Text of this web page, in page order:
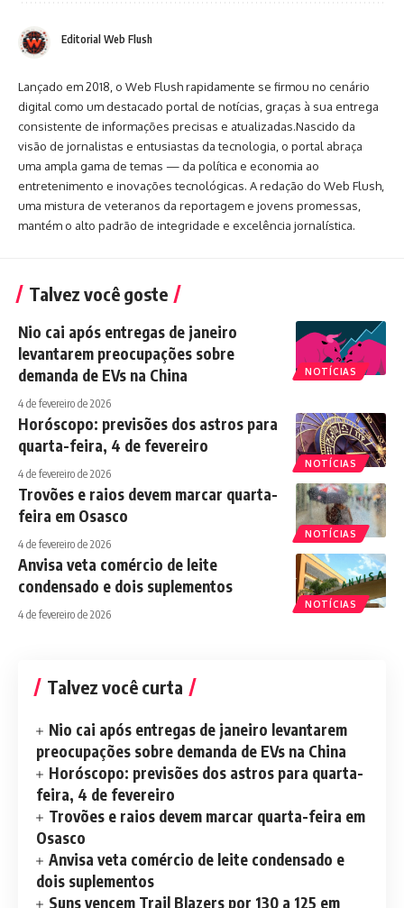
Editorial Web Flush
Lançado em 2018, o Web Flush rapidamente se firmou no cenário
digital como um destacado portal de notícias, graças à sua entrega
consistente de informações precisas e atualizadas.Nascido da
visão de jornalistas e entusiastas da tecnologia, o portal abraça
uma ampla gama de temas — da política e economia ao
entretenimento e inovações tecnológicas. A redação do Web Flush,
uma mistura de veteranos da reportagem e jovens promessas,
mantém o alto padrão de integridade e excelência jornalística.
Talvez você goste
NOTÍCIAS
Nio cai após entregas de janeiro
levantarem preocupações sobre
demanda de EVs na China
4 de fevereiro de 2026
NOTÍCIAS
Horóscopo: previsões dos astros para
quarta-feira, 4 de fevereiro
4 de fevereiro de 2026
NOTÍCIAS
Trovões e raios devem marcar quarta-
feira em Osasco
4 de fevereiro de 2026
NOTÍCIAS
Anvisa veta comércio de leite
condensado e dois suplementos
4 de fevereiro de 2026
Talvez você curta
Nio cai após entregas de janeiro levantarem
preocupações sobre demanda de EVs na China
Horóscopo: previsões dos astros para quarta-
feira, 4 de fevereiro
Trovões e raios devem marcar quarta-feira em
Osasco
Anvisa veta comércio de leite condensado e
dois suplementos
Suns vencem Trail Blazers por 130 a 125 em